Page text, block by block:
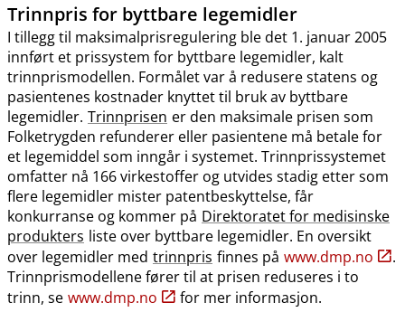
Trinnpris for byttbare legemidler
I tillegg til maksimalprisregulering ble det 1. januar 2005
innført et prissystem for byttbare legemidler, kalt
trinnprismodellen. Formålet var å redusere statens og
pasientenes kostnader knyttet til bruk av byttbare
legemidler. Trinnprisen er den maksimale prisen som
Folketrygden refunderer eller pasientene må betale for
et legemiddel som inngår i systemet. Trinnprissystemet
omfatter nå 166 virkestoffer og utvides stadig etter som
flere legemidler mister patentbeskyttelse, får
konkurranse og kommer på Direktoratet for medisinske
produkters liste over byttbare legemidler. En oversikt
over legemidler med trinnpris finnes på www.dmp.no
.
Trinnprismodellene fører til at prisen reduseres i to
trinn, se www.dmp.no for mer informasjon.